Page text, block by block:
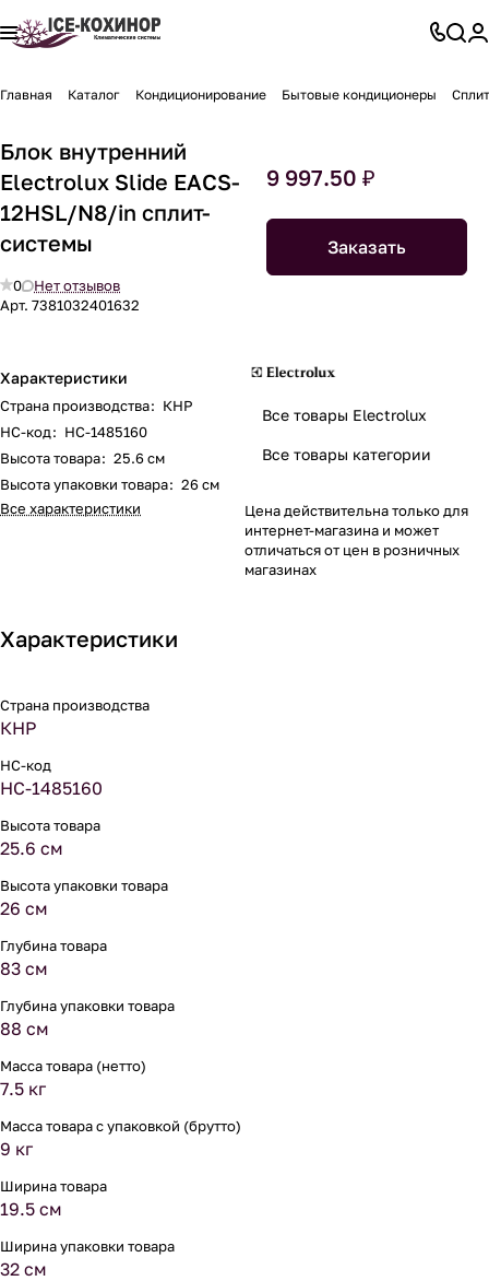
Главная Каталог Кондиционирование Бытовые кондиционеры
Блок внутренний
Electrolux Slide EACS-
12HSL/N8/in сплит-
системы
0
Нет отзывов
Арт. 7381032401632
Характеристики
Страна производства: КНР
НС-код: НС-1485160
Высота товара: 25.6 см
Высота упаковки товара: 26 см
Все характеристики
9 997.50 ₽
Заказать
Все товары Electrolux
Все товары категории
Цена действительна только для
интернет-магазина и может
отличаться от цен в розничных
магазинах
Характеристики
Страна производства
КНР
НС-код
НС-1485160
Высота товара
25.6 см
Высота упаковки товара
26 см
Глубина товара
83 см
Глубина упаковки товара
88 см
Масса товара (нетто)
7.5 кг
Масса товара с упаковкой (брутто)
9 кг
Ширина товара
19.5 см
Ширина упаковки товара
32 см